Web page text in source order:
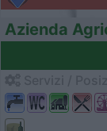
Azienda